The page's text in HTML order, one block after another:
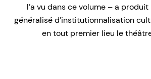
l’a vu dans ce volume – a
généralisé d’institutionnalisation
en tout premier lieu le